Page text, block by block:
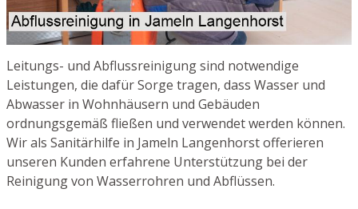
Leitungs- und Abflussreinigung sind notwendige
Leistungen, die dafür Sorge tragen, dass Wasser und
Abwasser in Wohnhäusern und Gebäuden
ordnungsgemäß fließen und verwendet werden können.
Wir als Sanitärhilfe in Jameln Langenhorst offerieren
unseren Kunden erfahrene Unterstützung bei der
Reinigung von Wasserrohren und Abflüssen.